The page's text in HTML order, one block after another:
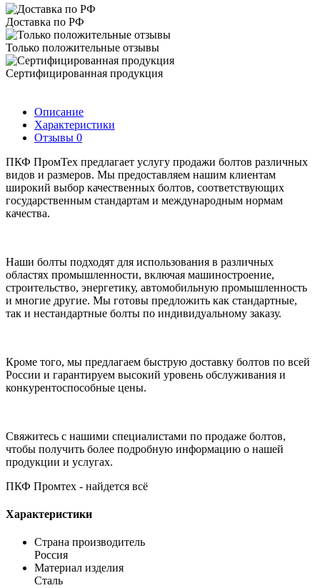
Доставка по РФ
Только положительные отзывы
Сертифицированная продукция
Описание
Характеристики
Отзывы 0
ПКФ ПромТех предлагает услугу продажи болтов различных
видов и размеров. Мы предоставляем нашим клиентам
широкий выбор качественных болтов, соответствующих
государственным стандартам и международным нормам
качества.
Наши болты подходят для использования в различных
областях промышленности, включая машиностроение,
строительство, энергетику, автомобильную промышленность
и многие другие. Мы готовы предложить как стандартные,
так и нестандартные болты по индивидуальному заказу.
Кроме того, мы предлагаем быструю доставку болтов по всей
России и гарантируем высокий уровень обслуживания и
конкурентоспособные цены.
Свяжитесь с нашими специалистами по продаже болтов,
чтобы получить более подробную информацию о нашей
продукции и услугах.
ПКФ Промтех - найдется всё
Характеристики
Страна производитель
Россия
Материал изделия
Сталь